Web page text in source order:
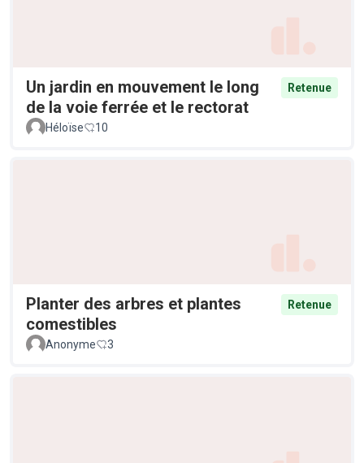
Un jardin en mouvement le long
de la voie ferrée et le rectorat
Retenue
Héloïse 10
Planter des arbres et plantes
comestibles
Retenue
Anonyme 3